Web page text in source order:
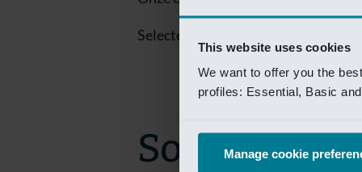
This website uses cookies
We want to offer you the
profiles: Essential, Basic
Manage cookie
Selecteer een van de login opties
Sorry! This